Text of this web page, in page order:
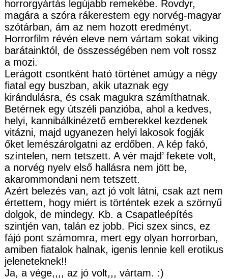
horrorgyártás legújabb remekébe. Rovdyr,
magára a szóra rákerestem egy norvég-magyar
szótárban, ám az nem hozott eredményt.
Horrorfilm révén eleve nem vártam sokat viking
barátainktól, de összességében nem volt rossz
a mozi.
Lerágott csontként ható történet amúgy a négy
fiatal egy buszban, akik utaznak egy
kirándulásra, és csak magukra számíthatnak.
Betérnek egy útszéli panzióba, ahol a kedves,
helyi, kannibálkinézető emberekkel kezdenek
vitázni, majd ugyanezen helyi lakosok fogják
őket lemészárolgatni az erdőben. A kép fakó,
színtelen, nem tetszett. A vér majd’ fekete volt,
a norvég nyelv első hallásra nem jött be,
akarommondani nem tetszett.
Azért belezés van, azt jó volt látni, csak azt nem
értettem, hogy miért is történtek ezek a szörnyű
dolgok, de mindegy. Kb. a Csapatleépítés
szintjén van, talán ez jobb. Pici szex sincs, ez
fájó pont számomra, mert egy olyan horrorban,
amiben fiatalok halnak, igenis lennie kell erotikus
jeleneteknek!!
Ja, a vége,,,, az jó volt,,, vártam. :)